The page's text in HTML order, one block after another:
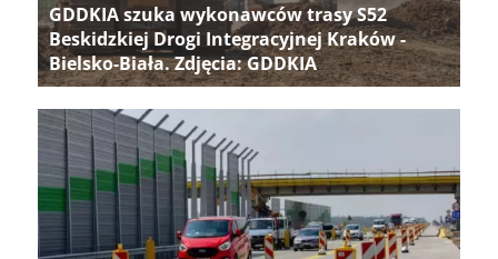
GDDKIA szuka wykonawców trasy S52
Beskidzkiej Drogi Integracyjnej Kraków -
Bielsko-Biała. Zdjęcia: GDDKIA